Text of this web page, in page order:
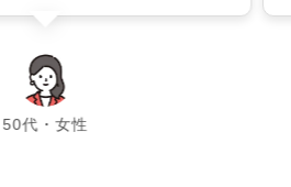
50代・女性
chevron_left chevron_right